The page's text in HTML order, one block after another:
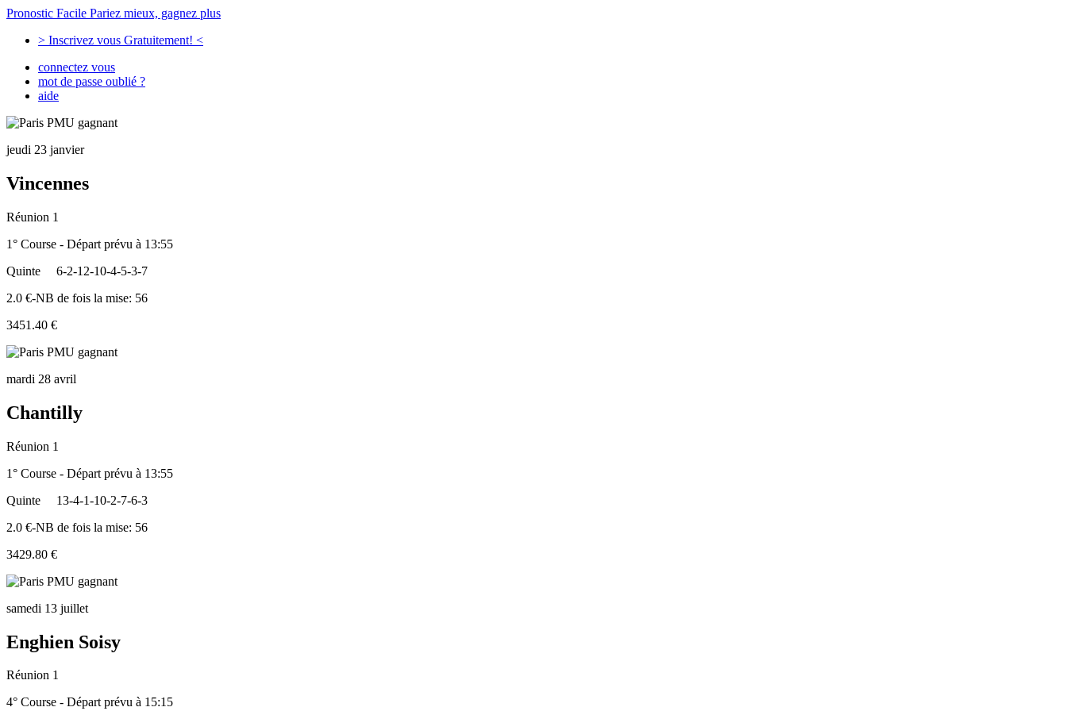
Pronostic Facile Pariez mieux, gagnez plus
> Inscrivez vous Gratuitement! <
connectez vous
mot de passe oublié ?
aide
jeudi 23 janvier
Vincennes
Réunion 1
1° Course - Départ prévu à 13:55
Quinte
6-2-12-10-4-5-3-7
2.0 €-NB de fois la mise: 56
3451.40 €
mardi 28 avril
Chantilly
Réunion 1
1° Course - Départ prévu à 13:55
Quinte
13-4-1-10-2-7-6-3
2.0 €-NB de fois la mise: 56
3429.80 €
samedi 13 juillet
Enghien Soisy
Réunion 1
4° Course - Départ prévu à 15:15